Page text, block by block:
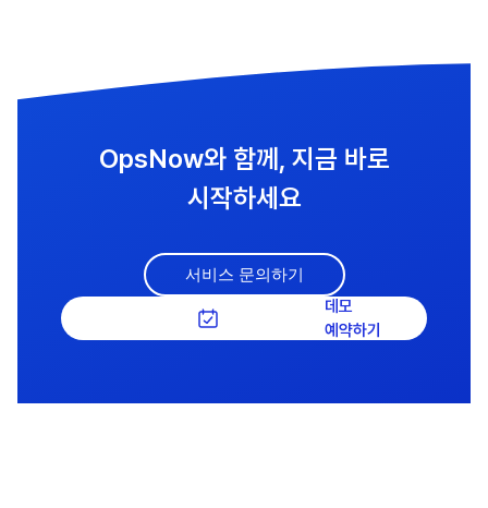
OpsNow와 함께, 지금 바로
시작하세요
서비스 문의하기
데모
예약하기